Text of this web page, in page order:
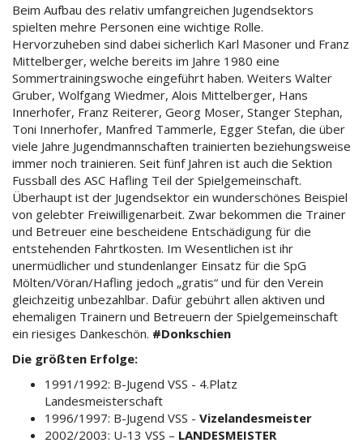
Beim Aufbau des relativ umfangreichen Jugendsektors
spielten mehre Personen eine wichtige Rolle.
Hervorzuheben sind dabei sicherlich Karl Masoner und Franz
Mittelberger, welche bereits im Jahre 1980 eine
Sommertrainingswoche eingeführt haben. Weiters Walter
Gruber, Wolfgang Wiedmer, Alois Mittelberger, Hans
Innerhofer, Franz Reiterer, Georg Moser, Stanger Stephan,
Toni Innerhofer, Manfred Tammerle, Egger Stefan, die über
viele Jahre Jugendmannschaften trainierten beziehungsweise
immer noch trainieren. Seit fünf Jahren ist auch die Sektion
Fussball des ASC Hafling Teil der Spielgemeinschaft.
Überhaupt ist der Jugendsektor ein wunderschönes Beispiel
von gelebter Freiwilligenarbeit. Zwar bekommen die Trainer
und Betreuer eine bescheidene Entschädigung für die
entstehenden Fahrtkosten. Im Wesentlichen ist ihr
unermüdlicher und stundenlanger Einsatz für die SpG
Mölten/Vöran/Hafling jedoch „gratis“ und für den Verein
gleichzeitig unbezahlbar. Dafür gebührt allen aktiven und
ehemaligen Trainern und Betreuern der Spielgemeinschaft
ein riesiges Dankeschön. #Donkschien
Die größten Erfolge:
1991/1992: B-Jugend VSS - 4.Platz
Landesmeisterschaft
1996/1997: B-Jugend VSS - Vizelandesmeister
2002/2003: U-13 VSS – LANDESMEISTER